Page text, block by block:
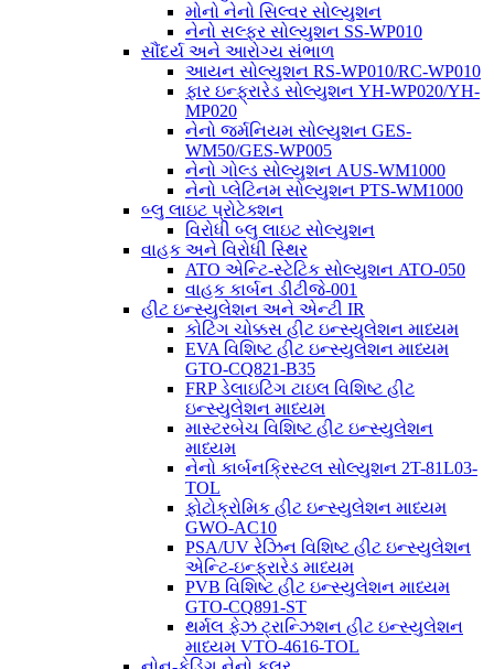
મોનો નેનો સિલ્વર સોલ્યુશન
નેનો સલ્ફર સોલ્યુશન SS-WP010
સૌંદર્ય અને આરોગ્ય સંભાળ
આયન સોલ્યુશન RS-WP010/RC-WP010
ફાર ઇન્ફ્રારેડ સોલ્યુશન YH-WP020/YH-
MP020
નેનો જર્મનિયમ સોલ્યુશન GES-
WM50/GES-WP005
નેનો ગોલ્ડ સોલ્યુશન AUS-WM1000
નેનો પ્લેટિનમ સોલ્યુશન PTS-WM1000
બ્લુ લાઇટ પ્રોટેક્શન
વિરોધી બ્લુ લાઇટ સોલ્યુશન
વાહક અને વિરોધી સ્થિર
ATO એન્ટિ-સ્ટેટિક સોલ્યુશન ATO-050
વાહક કાર્બન ડીટીજે-001
હીટ ઇન્સ્યુલેશન અને એન્ટી IR
કોટિંગ ચોક્કસ હીટ ઇન્સ્યુલેશન માધ્યમ
EVA વિશિષ્ટ હીટ ઇન્સ્યુલેશન માધ્યમ
GTO-CQ821-B35
FRP ડેલાઇટિંગ ટાઇલ વિશિષ્ટ હીટ
ઇન્સ્યુલેશન માધ્યમ
માસ્ટરબેચ વિશિષ્ટ હીટ ઇન્સ્યુલેશન
માધ્યમ
નેનો કાર્બનક્રિસ્ટલ સોલ્યુશન 2T-81L03-
TOL
ફોટોક્રોમિક હીટ ઇન્સ્યુલેશન માધ્યમ
GWO-AC10
PSA/UV રેઝિન વિશિષ્ટ હીટ ઇન્સ્યુલેશન
એન્ટિ-ઇન્ફ્રારેડ માધ્યમ
PVB વિશિષ્ટ હીટ ઇન્સ્યુલેશન માધ્યમ
GTO-CQ891-ST
થર્મલ ફેઝ ટ્રાન્ઝિશન હીટ ઇન્સ્યુલેશન
માધ્યમ VTO-4616-TOL